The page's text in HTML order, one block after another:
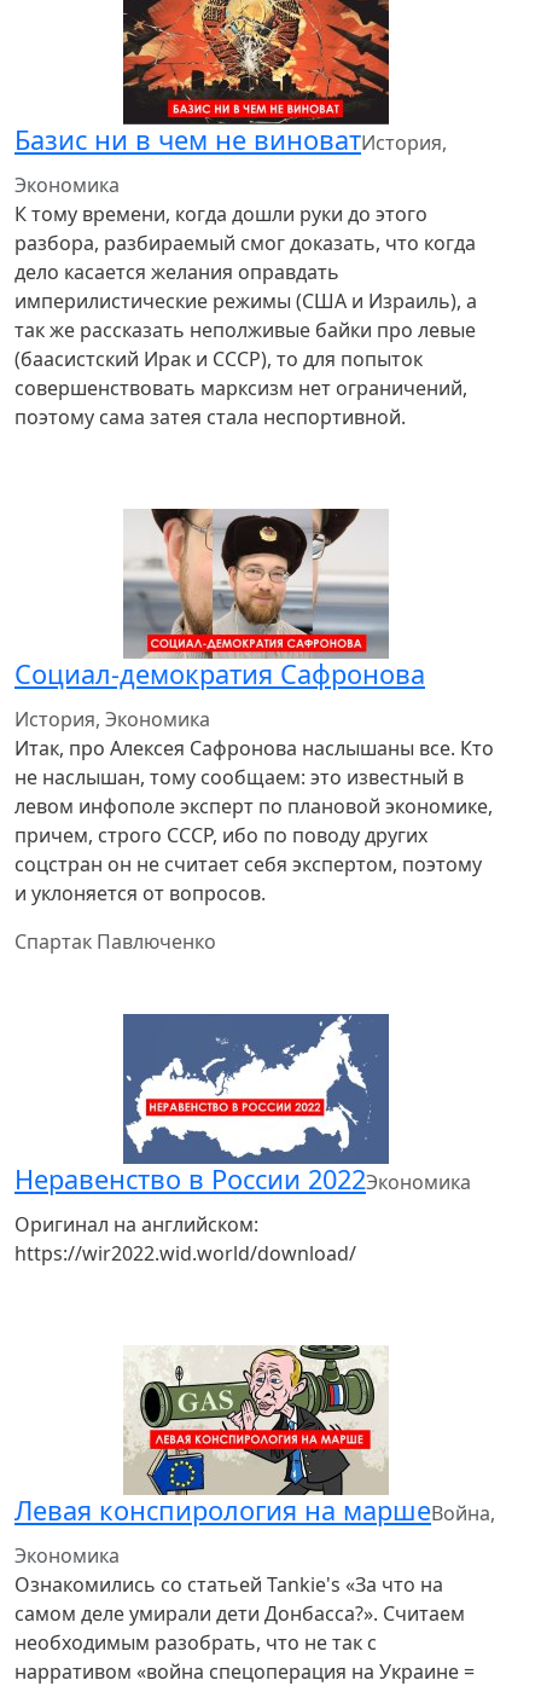
Базис ни в чем не виноватИстория,
Экономика
К тому времени, когда дошли руки до этого
разбора, разбираемый смог доказать, что когда
дело касается желания оправдать
империлистические режимы (США и Израиль), а
так же рассказать неполживые байки про левые
(баасистский Ирак и СССР), то для попыток
совершенствовать марксизм нет ограничений,
поэтому сама затея стала неспортивной.
Социал-демократия Сафронова
История, Экономика
Итак, про Алексея Сафронова наслышаны все. Кто
не наслышан, тому сообщаем: это известный в
левом инфополе эксперт по плановой экономике,
причем, строго СССР, ибо по поводу других
соцстран он не считает себя экспертом, поэтому
и уклоняется от вопросов.
Спартак Павлюченко
Неравенство в России 2022Экономика
Оригинал на английском:
https://wir2022.wid.world/download/
Левая конспирология на маршеВойна,
Экономика
Ознакомились со статьей Tankie's «За что на
самом деле умирали дети Донбасса?». Считаем
необходимым разобрать, что не так с
нарративом «война спецоперация на Украине =